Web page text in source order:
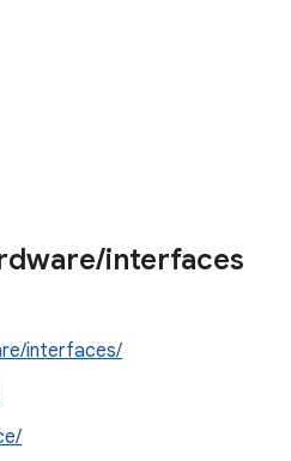
/interfaces
interfaces/